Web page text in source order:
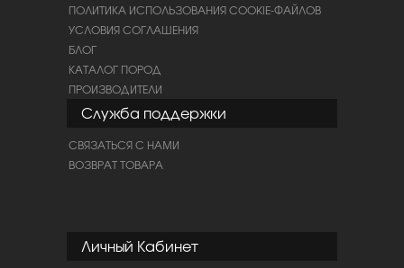
ПОЛИТИКА ИСПОЛЬЗОВАНИЯ COOKIE-ФАЙЛОВ
УСЛОВИЯ СОГЛАШЕНИЯ
БЛОГ
КАТАЛОГ ПОРОД
ПРОИЗВОДИТЕЛИ
Служба поддержки
СВЯЗАТЬСЯ С НАМИ
ВОЗВРАТ ТОВАРА
Личный Кабинет